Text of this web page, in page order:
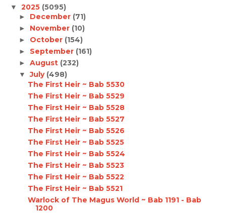
▼ 2025 (5095)
► December (71)
► November (10)
► October (154)
► September (161)
► August (232)
▼July (498)
The First Heir ~ Bab 5530
The First Heir ~ Bab 5529
The First Heir ~ Bab 5528
The First Heir ~ Bab 5527
The First Heir ~ Bab 5526
The First Heir ~ Bab 5525
The First Heir ~ Bab 5524
The First Heir ~ Bab 5523
The First Heir ~ Bab 5522
The First Heir ~ Bab 5521
Warlock of The Magus World ~ Bab 1191 - Bab
1200